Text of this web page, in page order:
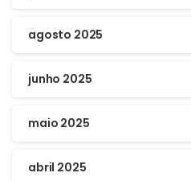
agosto 2025
junho 2025
maio 2025
abril 2025